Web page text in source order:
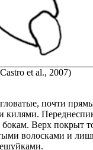
et al., 2007)
почти
килями.
бокам. Верх покрыт
волосками и